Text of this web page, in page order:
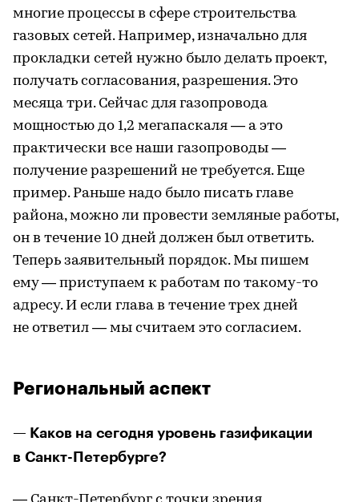
многие процессы в сфере строительства
газовых сетей. Например, изначально для
прокладки сетей нужно было делать проект,
получать согласования, разрешения. Это
месяца три. Сейчас для газопровода
мощностью до 1,2 мегапаскаля — а это
практически все наши газопроводы —
получение разрешений не требуется. Еще
пример. Раньше надо было писать главе
района, можно ли провести земляные работы,
он в течение 10 дней должен был ответить.
Теперь заявительный порядок. Мы пишем
ему — приступаем к работам по такому-то
адресу. И если глава в течение трех дней
не ответил — мы считаем это согласием.
Региональный аспект
— Каков на сегодня уровень газификации
в Санкт-Петербурге?